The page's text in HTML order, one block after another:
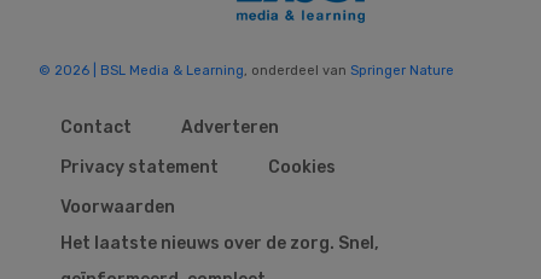
© 2026 | BSL Media & Learning, onderdeel van Springer Nature
Contact
Adverteren
Privacy statement
Cookies
Voorwaarden
Het laatste nieuws over de zorg. Snel,